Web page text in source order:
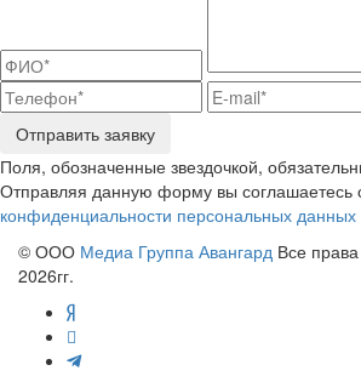
Отправить заявку
Поля, обозначенные звездочкой,
Отправляя данную форму вы соглашаетесь
конфиденциальности персональных данных
© ООО Медиа Группа Авангард Все
2026гг.